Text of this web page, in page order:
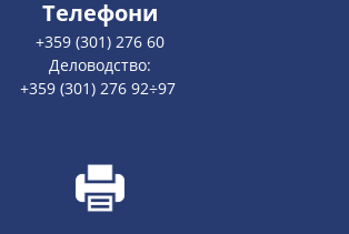
Телефони
+359 (301) 276 60
Деловодство:
+359 (301) 276 92÷97